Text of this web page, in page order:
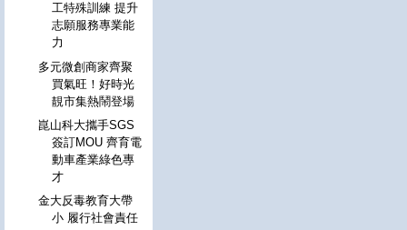
工特殊訓練 提升
志願服務專業能
力
多元微創商家齊聚
買氣旺！好時光
靚市集熱鬧登場
崑山科大攜手SGS
簽訂MOU 齊育電
動車產業綠色專
才
金大反毒教育大帶
小 履行社會責任